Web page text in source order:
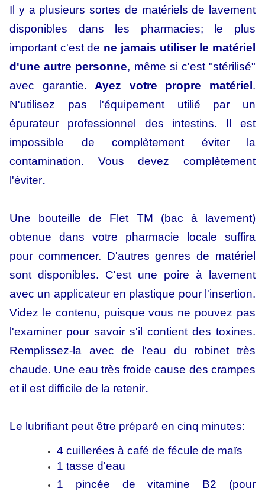
Il y a plusieurs sortes de matériels de lavement
disponibles dans les pharmacies; le plus
important c'est de ne jamais utiliser le matériel
d'une autre personne, même si c'est "stérilisé"
avec garantie. Ayez votre propre matériel .
N'utilisez pas l'équipement utilié par un
épurateur professionnel des intestins. Il est
impossible de complètement éviter la
contamination. Vous devez complètement
l'éviter.
Une bouteille de Flet TM (bac à lavement)
obtenue dans votre pharmacie locale suffira
pour commencer. D'autres genres de matériel
sont disponibles. C'est une poire à lavement
avec un applicateur en plastique pour l'insertion.
Videz le contenu, puisque vous ne pouvez pas
l'examiner pour savoir s'il contient des toxines.
Remplissez-la avec de l'eau du robinet très
chaude. Une eau très froide cause des crampes
et il est difficile de la retenir.
Le lubrifiant peut être préparé en cinq minutes:
4 cuillerées à café de fécule de maïs
1 tasse d'eau
1 pincée de vitamine B2 (pour